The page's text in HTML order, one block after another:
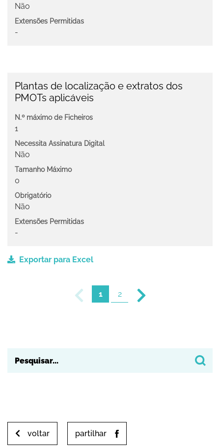
Não
Extensões Permitidas
-
Plantas de localização e extratos dos
PMOTs aplicáveis
N.º máximo de Ficheiros
1
Necessita Assinatura Digital
Não
Tamanho Máximo
0
Obrigatório
Não
Extensões Permitidas
-
Exportar para Excel
1 2
voltar partilhar